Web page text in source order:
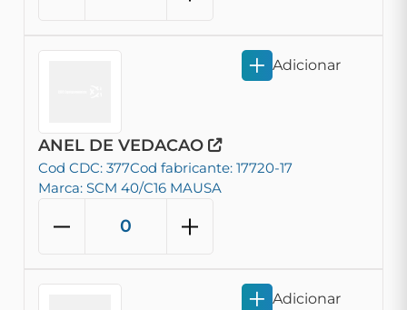
ANEL DE VEDACAO
Cod CDC: 377Cod fabricante: 17720-17
Marca: SCM 40/C16 MAUSA
Adicionar
Adicionar